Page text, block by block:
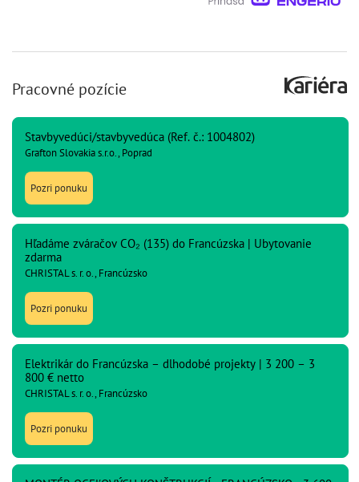
Pracovné pozície
Stavbyvedúci/stavbyvedúca (Ref. č.: 1004802)
Grafton Slovakia s.r.o., Poprad
Pozri ponuku
Hľadáme zváračov CO₂ (135) do Francúzska | Ubytovanie
zdarma
CHRISTAL s. r. o., Francúzsko
Pozri ponuku
Elektrikár do Francúzska – dlhodobé projekty | 3 200 – 3
800 € netto
CHRISTAL s. r. o., Francúzsko
Pozri ponuku